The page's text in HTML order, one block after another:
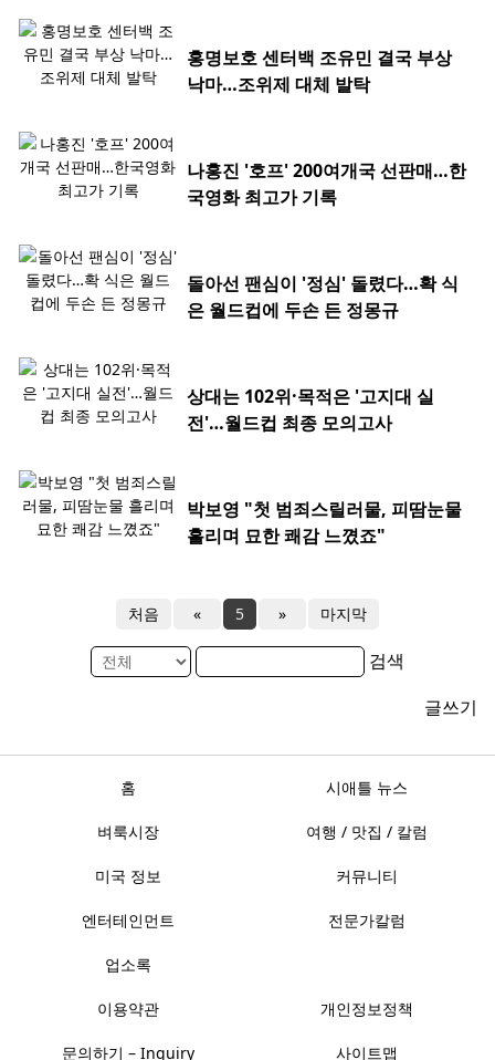
홍명보호 센터백 조유민 결국 부상
낙마…조위제 대체 발탁
나홍진 '호프' 200여개국 선판매…한
국영화 최고가 기록
돌아선 팬심이 '정심' 돌렸다…확 식
은 월드컵에 두손 든 정몽규
상대는 102위·목적은 '고지대 실
전'…월드컵 최종 모의고사
박보영 "첫 범죄스릴러물, 피땀눈물
흘리며 묘한 쾌감 느꼈죠"
처음 « 5 » 마지막
검색
글쓰기
홈 시애틀 뉴스
벼룩시장 여행 / 맛집 / 칼럼
미국 정보 커뮤니티
엔터테인먼트 전문가칼럼
업소록
이용약관 개인정보정책
문의하기 – Inquiry 사이트맵